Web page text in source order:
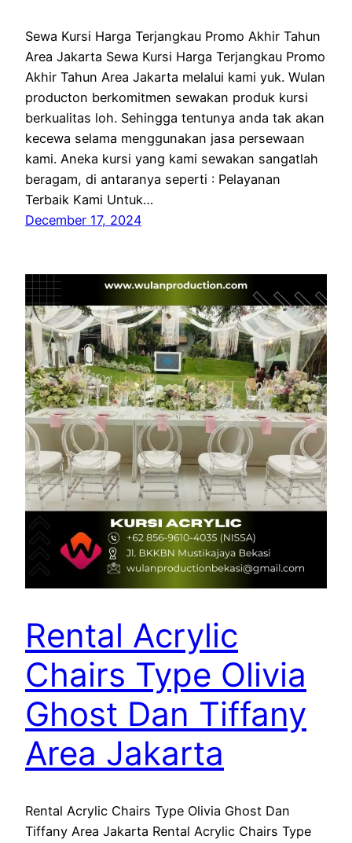
Sewa Kursi Harga Terjangkau Promo Akhir Tahun
Area Jakarta Sewa Kursi Harga Terjangkau Promo
Akhir Tahun Area Jakarta melalui kami yuk. Wulan
producton berkomitmen sewakan produk kursi
berkualitas loh. Sehingga tentunya anda tak akan
kecewa selama menggunakan jasa persewaan
kami. Aneka kursi yang kami sewakan sangatlah
beragam, di antaranya seperti : Pelayanan
Terbaik Kami Untuk…
December 17, 2024
Rental Acrylic
Chairs Type Olivia
Ghost Dan Tiffany
Area Jakarta
Rental Acrylic Chairs Type Olivia Ghost Dan
Tiffany Area Jakarta Rental Acrylic Chairs Type